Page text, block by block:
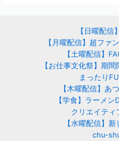
【日曜配信
【月曜配信】超ファ
【土曜配信】
【お仕事文化祭】期
まったり
【木曜配信】あ
【学食】ラーメ
クリエイティ
【水曜配信】
chu-